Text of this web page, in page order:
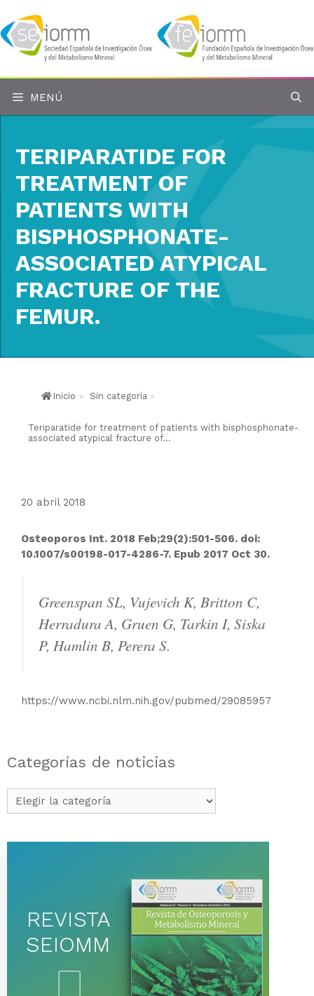
al
contenido
MENÚ
TERIPARATIDE FOR
TREATMENT OF
PATIENTS WITH
BISPHOSPHONATE-
ASSOCIATED ATYPICAL
FRACTURE OF THE
FEMUR.
Inicio » Sin categoría »
Teriparatide for treatment of patients with bisphosphonate-
associated atypical fracture of...
20 abril 2018
Osteoporos Int. 2018 Feb;29(2):501-506. doi:
10.1007/s00198-017-4286-7. Epub 2017 Oct 30.
Greenspan SL, Vujevich K, Britton C,
Herradura A, Gruen G, Tarkin I, Siska
P, Hamlin B, Perera S.
https://www.ncbi.nlm.nih.gov/pubmed/29085957
Categorías de noticias
Categorías
de